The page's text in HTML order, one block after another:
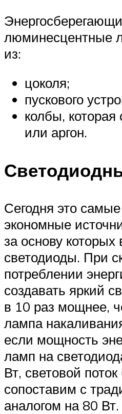
люминесцентные
из:
цоколя;
пускового
колбы, которая
или аргон.
Сегодня это
экономные
за основу которых
светодиоды. При
потреблении
создавать яркий
в 10 раз мощнее,
лампа
если мощность
ламп на
Вт, световой поток
сопоставим с
аналогом на 80 Вт.